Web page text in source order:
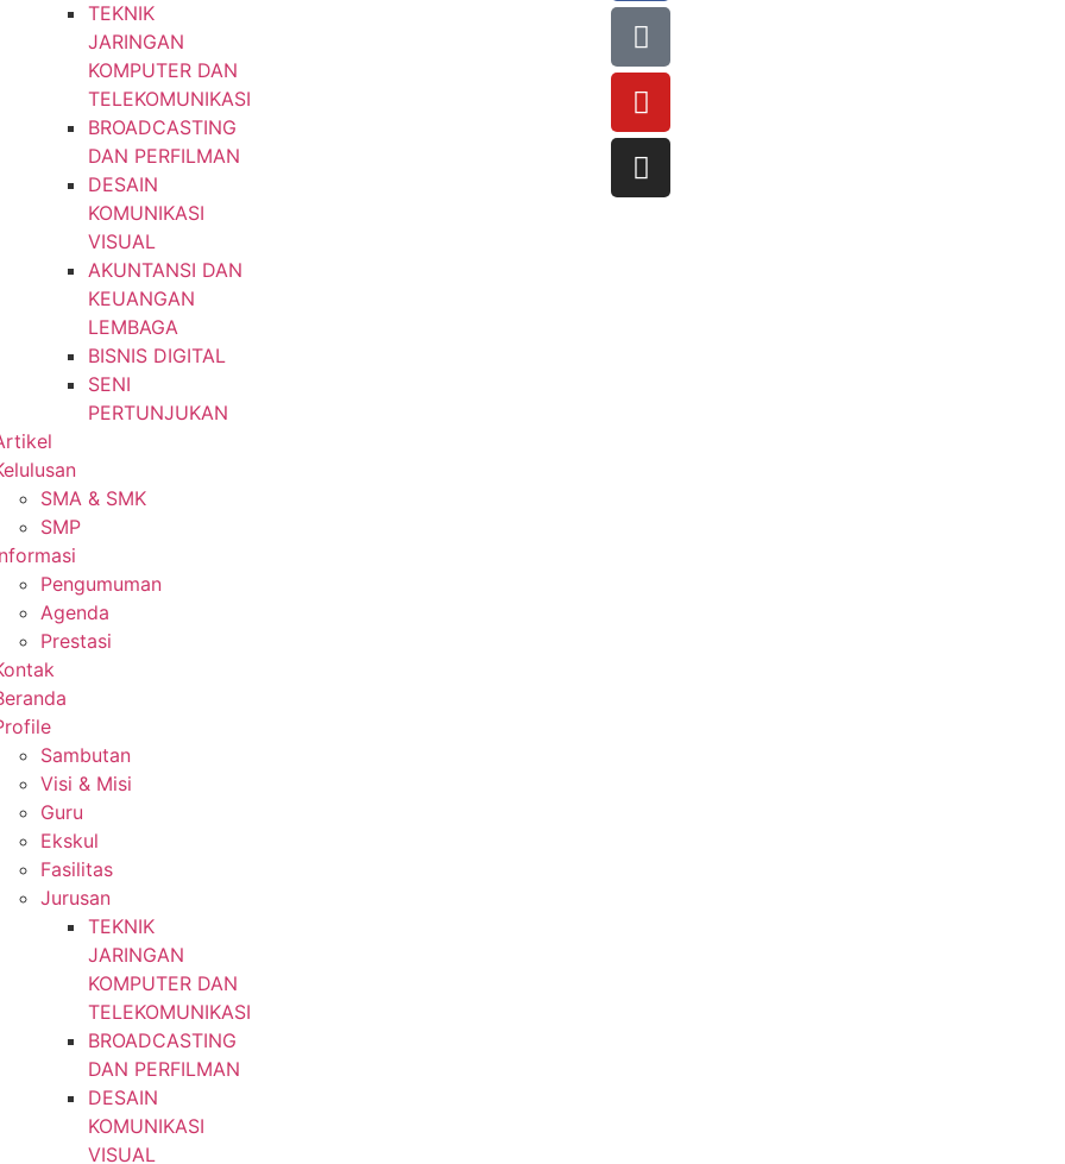
TEKNIK
JARINGAN
KOMPUTER DAN
TELEKOMUNIKASI
BROADCASTING
DAN PERFILMAN
DESAIN
KOMUNIKASI
VISUAL
AKUNTANSI DAN
KEUANGAN
LEMBAGA
BISNIS DIGITAL
SENI
PERTUNJUKAN
SMA & SMK
SMP
Pengumuman
Agenda
Prestasi
Sambutan
Visi & Misi
Guru
Ekskul
Fasilitas
Jurusan
TEKNIK
JARINGAN
KOMPUTER DAN
TELEKOMUNIKASI
BROADCASTING
DAN PERFILMAN
DESAIN
KOMUNIKASI
VISUAL